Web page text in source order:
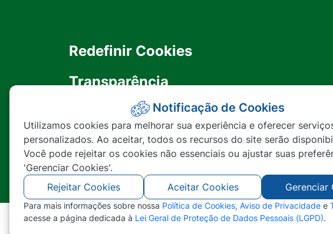
Redefinir Cookies
Transparência
Ouvidoria
SIC
©2026 - Prefeitura Municipal de Nova Lacerda - MT -
Notificação de Cookies
Utilizamos cookies para melhorar sua experiência e oferecer
personalizados. Ao aceitar, todos os recursos do site serão
Você pode rejeitar os cookies não essenciais ou ajustar suas
'Gerenciar Cookies'.
Rejeitar Cookies
Aceitar Cookies Gerenciar
Para mais informações sobre nossa Política de Cookies, Aviso de Privacidade e
acesse a página dedicada à Lei Geral de Proteção de Dados Pessoais (LGPD).